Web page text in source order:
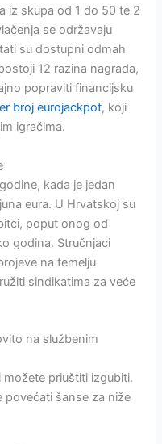
iz skupa od 1 do 50 te 2
se održavaju
su dostupni odmah
12 razina nagrada,
popraviti financijsku
broj eurojackpot, koji
igračima.
kada je jedan
eura. U Hrvatskoj su
poput onog od
godina. Stručnjaci
na temelju
sindikatima za veće
na službenim
priuštiti izgubiti.
povećati šanse za niže